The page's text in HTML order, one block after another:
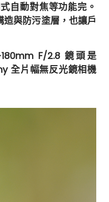
動對焦等功能完。
與防污塗層，也讓戶
F/2.8 鏡頭是
全片幅無反光鏡相機